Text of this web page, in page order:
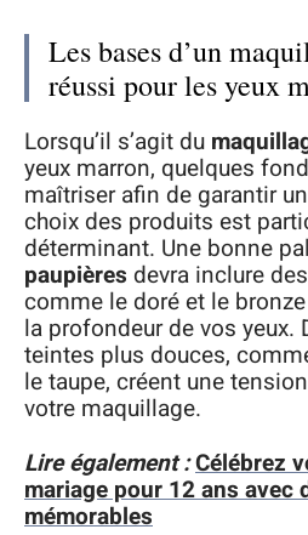
Les bases d’un
réussi pour les yeux
Lorsqu’il s’agit du
yeux marron, quelques
maîtriser afin de garantir
choix des produits est
déterminant. Une bonne
paupières devra inclure
comme le doré et le
la profondeur de vos yeux.
teintes plus douces,
le taupe, créent une
votre maquillage.
Lire également :Célébrez
mariage pour 12 ans avec
mémorables